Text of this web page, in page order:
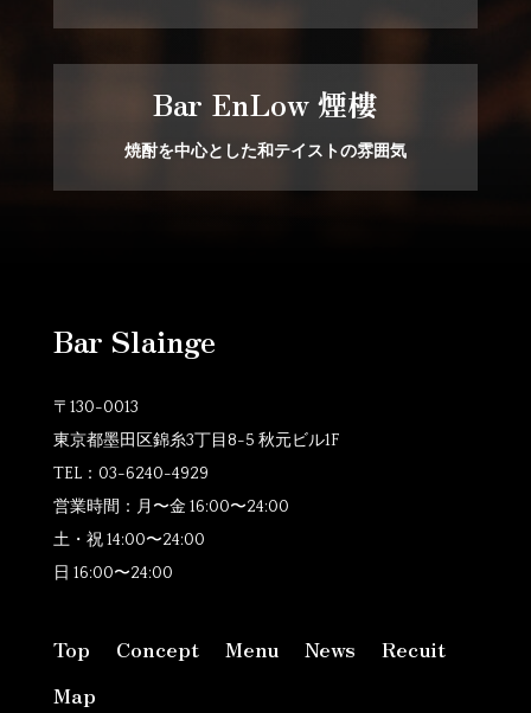
Bar EnLow 煙樓
焼酎を中心とした和テイストの雰囲気
Bar Slainge
〒130-0013
東京都墨田区錦糸3丁目8-5 秋元ビル1F
TEL： 03-6240-4929
営業時間：月〜金 16:00〜24:00
土・祝 14:00〜24:00
日 16:00〜24:00
Top Concept Menu News
Recuit
Map